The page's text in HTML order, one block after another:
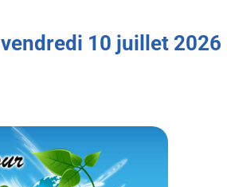
vendredi 10 juillet 2026